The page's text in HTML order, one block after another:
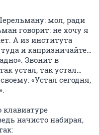
мол, ради
говорит: не хочу я
А из института
и капризничайте…
Звонит в
устал, так устал…
«Устал сегодня,
клавиатуре
начисто набирая,